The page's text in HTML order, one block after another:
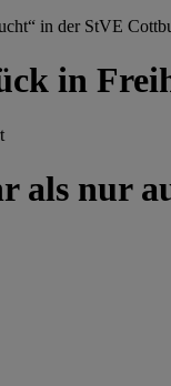
in der StVE
in
nur